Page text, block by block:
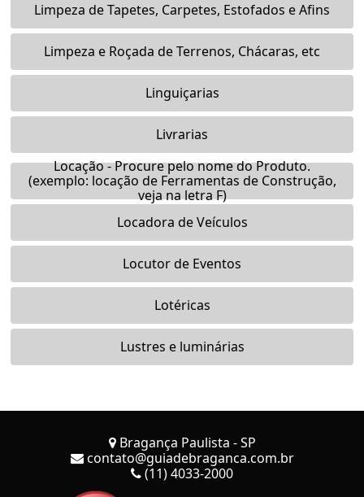
Limpeza de Tapetes, Carpetes, Estofados e Afins
Limpeza e Roçada de Terrenos, Chácaras, etc
Linguiçarias
Livrarias
Locação - Procure pelo nome do Produto.
(exemplo: locação de Ferramentas de Construção,
veja na letra F)
Locadora de Veículos
Locutor de Eventos
Lotéricas
Lustres e luminárias
Bragança Paulista - SP
contato@guiadebraganca.com.br
(11) 4033-2000